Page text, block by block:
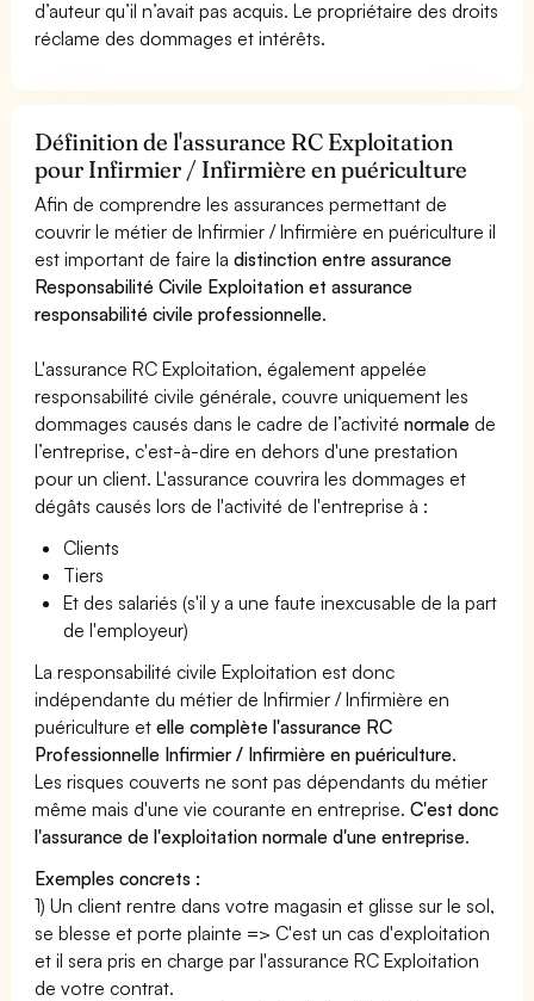
d’auteur qu’il n’avait pas acquis. Le propriétaire des droits
réclame des dommages et intérêts.
Définition de l'assurance RC Exploitation
pour Infirmier / Infirmière en puériculture
Afin de comprendre les assurances permettant de
couvrir le métier de Infirmier / Infirmière en puériculture il
est important de faire ladistinction entre assurance
Responsabilité Civile Exploitation et assurance
responsabilité civile professionnelle.
L'assurance RC Exploitation, également appelée
responsabilité civile générale, couvre uniquement les
dommages causés dans le cadre de l’activiténormale de
l’entreprise, c'est-à-dire en dehors d'une prestation
pour un client. L'assurance couvrira les dommages et
dégâts causés lors de l'activité de l'entreprise à :
Clients
Tiers
Et des salariés (s'il y a une faute inexcusable de la part
de l'employeur)
La responsabilité civile Exploitation est donc
indépendante du métier de Infirmier / Infirmière en
puériculture etelle complète l'assurance RC
Professionnelle Infirmier / Infirmière en puériculture.
Les risques couverts ne sont pas dépendants du métier
même mais d'une vie courante en entreprise.C'est donc
l'assurance de l'exploitation normale d'une entreprise.
Exemples concrets :
1) Un client rentre dans votre magasin et glisse sur le sol,
se blesse et porte plainte => C'est un cas d'exploitation
et il sera pris en charge par l'assurance RC Exploitation
de votre contrat.